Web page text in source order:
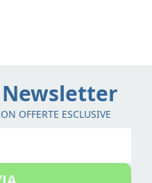
OFFERTE ESCLUSIVE